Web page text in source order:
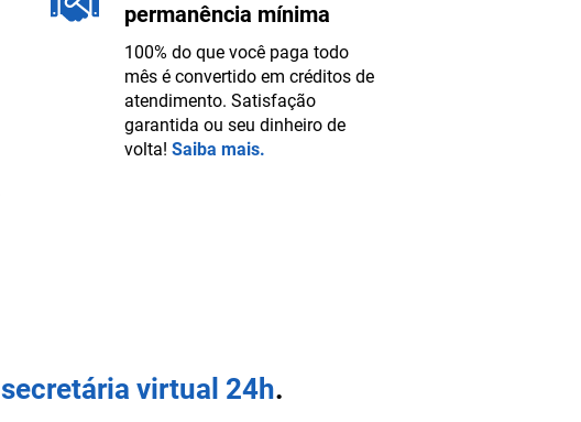
permanência mínima
100% do que você paga todo
mês é convertido em créditos de
atendimento. Satisfação
garantida ou seu dinheiro de
volta!Saiba mais.
secretária virtual 24h.